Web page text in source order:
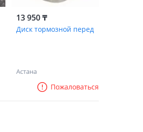
13 950 ₸
Диск тормозной перед
Астана
Пожаловаться